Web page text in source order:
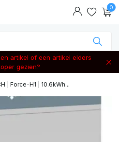
0
artikel of een artikel elders
gezien?
| Force-H1 | 10.6kWh...